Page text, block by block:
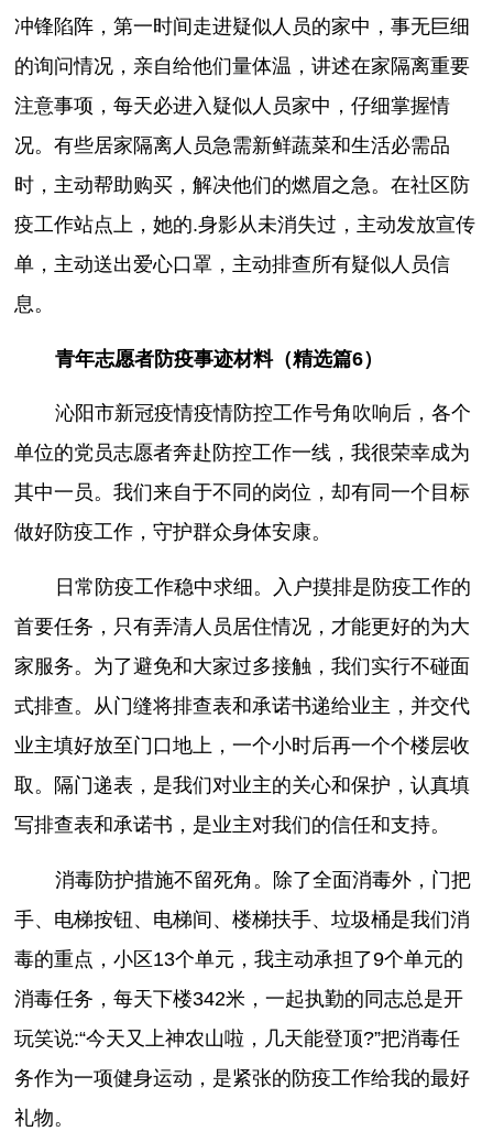
冲锋陷阵，第一时间走进疑似人员的家中，事无巨细
的询问情况，亲自给他们量体温，讲述在家隔离重要
注意事项，每天必进入疑似人员家中，仔细掌握情
况。有些居家隔离人员急需新鲜蔬菜和生活必需品
时，主动帮助购买，解决他们的燃眉之急。在社区防
疫工作站点上，她的.身影从未消失过，主动发放宣传
单，主动送出爱心口罩，主动排查所有疑似人员信
息。
青年志愿者防疫事迹材料（精选篇6）
沁阳市新冠疫情疫情防控工作号角吹响后，各个
单位的党员志愿者奔赴防控工作一线，我很荣幸成为
其中一员。我们来自于不同的岗位，却有同一个目标
做好防疫工作，守护群众身体安康。
日常防疫工作稳中求细。入户摸排是防疫工作的
首要任务，只有弄清人员居住情况，才能更好的为大
家服务。为了避免和大家过多接触，我们实行不碰面
式排查。从门缝将排查表和承诺书递给业主，并交代
业主填好放至门口地上，一个小时后再一个个楼层收
取。隔门递表，是我们对业主的关心和保护，认真填
写排查表和承诺书，是业主对我们的信任和支持。
消毒防护措施不留死角。除了全面消毒外，门把
手、电梯按钮、电梯间、楼梯扶手、垃圾桶是我们消
毒的重点，小区13个单元，我主动承担了9个单元的
消毒任务，每天下楼342米，一起执勤的同志总是开
玩笑说:“今天又上神农山啦，几天能登顶?”把消毒任
务作为一项健身运动，是紧张的防疫工作给我的最好
礼物。